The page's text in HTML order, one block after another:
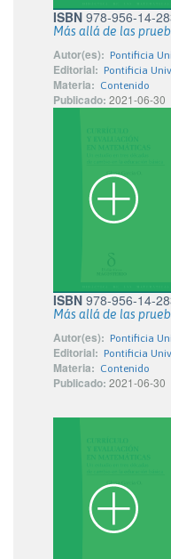
ISBN 978-956-14-
Más allá de las
Autor(es): Pontificia
Editorial: Pontificia
Materia: Contenido
Publicado: 2021-06-30
ISBN 978-956-14-
Más allá de las
Autor(es): Pontificia
Editorial: Pontificia
Materia: Contenido
Publicado: 2021-06-30